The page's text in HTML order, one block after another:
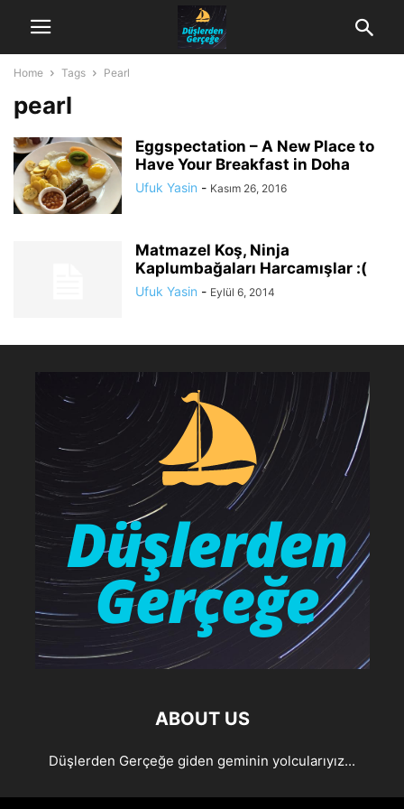
Home Tags Pearl
pearl
Eggspectation – A New Place to
Have Your Breakfast in Doha
Ufuk Yasin - Kasım 26, 2016
Matmazel Koş, Ninja
Kaplumbağaları Harcamışlar :(
Ufuk Yasin - Eylül 6, 2014
ABOUT US
Düşlerden Gerçeğe giden geminin yolcularıyız...